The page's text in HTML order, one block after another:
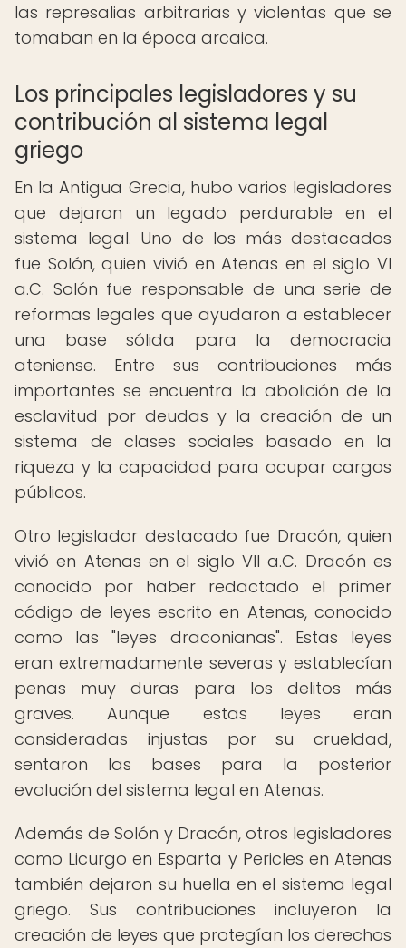
las represalias arbitrarias y violentas que se
tomaban en la época arcaica.
Los principales legisladores y su
contribución al sistema legal
griego
En la Antigua Grecia, hubo varios legisladores
que dejaron un legado perdurable en el
sistema legal. Uno de los más destacados
fue Solón, quien vivió en Atenas en el siglo VI
a.C. Solón fue responsable de una serie de
reformas legales que ayudaron a establecer
una base sólida para la democracia
ateniense. Entre sus contribuciones más
importantes se encuentra la abolición de la
esclavitud por deudas y la creación de un
sistema de clases sociales basado en la
riqueza y la capacidad para ocupar cargos
públicos.
Otro legislador destacado fue Dracón, quien
vivió en Atenas en el siglo VII a.C. Dracón es
conocido por haber redactado el primer
código de leyes escrito en Atenas, conocido
como las "leyes draconianas". Estas leyes
eran extremadamente severas y establecían
penas muy duras para los delitos más
graves. Aunque estas leyes eran
consideradas injustas por su crueldad,
sentaron las bases para la posterior
evolución del sistema legal en Atenas.
Además de Solón y Dracón, otros legisladores
como Licurgo en Esparta y Pericles en Atenas
también dejaron su huella en el sistema legal
griego. Sus contribuciones incluyeron la
creación de leyes que protegían los derechos